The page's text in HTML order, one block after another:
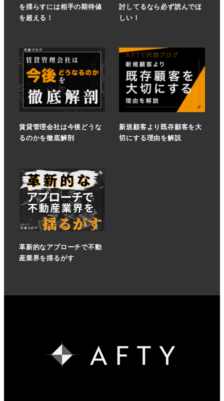
を揺らすには相手の期待値
を超える！
討してるなら必ず読んでほ
しい！
賃貸管理会社は今後どうな
るのかを徹底解剖
新規顧客より既存顧客を大
切にする理由を解説
革新的なアプローチで不動
産業界を揺るがす